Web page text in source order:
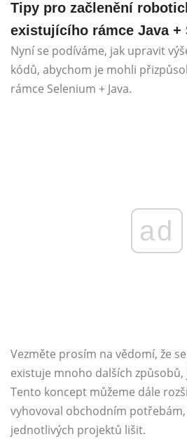
Tipy pro začlenění
existujícího rámce Java +
Nyní se podíváme, jak upravit
kódů, abychom je mohli
rámce Selenium + Java.
ad
Vezměte prosím na vědomí, že
existuje mnoho dalších
Tento koncept můžeme dále
vyhovoval obchodním
jednotlivých projektů lišit.